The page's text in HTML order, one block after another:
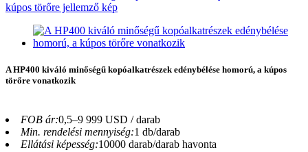
A HP400 kiváló minőségű kopóalkatrészek edénybélése homorú, a kúpos
törőre vonatkozik
FOB ár:0,5–9 999 USD / darab
Min. rendelési mennyiség:1 db/darab
Ellátási képesség:10000 darab/darab havonta